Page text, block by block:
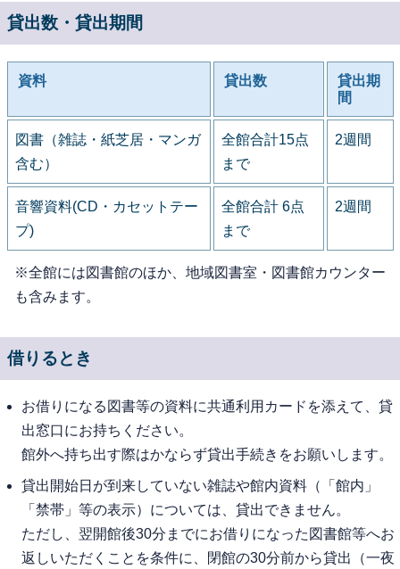
貸出数・貸出期間
資料 貸出数
貸出期
間
図書（雑誌・紙芝居・マンガ
含む）
全館合計15点
まで
2週間
音響資料(CD・カセットテー
プ)
全館合計 6点
まで
2週間
※全館には図書館のほか、地域図書室・図書館カウンター
も含みます。
借りるとき
お借りになる図書等の資料に共通利用カードを添えて、貸
出窓口にお持ちください。
館外へ持ち出す際はかならず貸出手続きをお願いします。
貸出開始日が到来していない雑誌や館内資料（「館内」
「禁帯」等の表示）については、貸出できません。
ただし、翌開館後30分までにお借りになった図書館等へお
返しいただくことを条件に、閉館の30分前から貸出（一夜